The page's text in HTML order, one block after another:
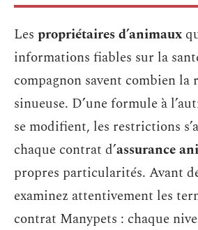
Les propriétaires d’animaux
informations fiables sur la
compagnon savent combien la
sinueuse. D’une formule à
se modifient, les restrictions
chaque contrat d’assurance
propres particularités. Avant
examinez attentivement les
contrat Manypets : chaque